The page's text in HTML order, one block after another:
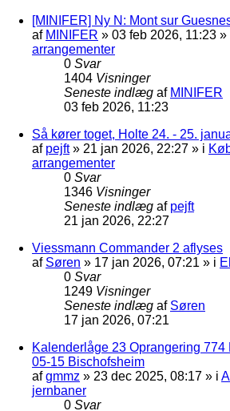
[MINIFER] Ny N: Mont sur
af MINIFER » 03 feb 2026, 11:23 »
arrangementer
0 Svar
1404 Visninger
Seneste indlæg af MINIFER
03 feb 2026, 11:23
Så kører toget, Holte 24. - 25.
af pejft» 21 jan 2026, 22:27 » i
arrangementer
0 Svar
1346 Visninger
Seneste indlæg af pejft
21 jan 2026, 22:27
Viessmann Commander 2 aflyses
af Søren » 17 jan 2026, 07:21 » i
0 Svar
1249 Visninger
Seneste indlæg af Søren
17 jan 2026, 07:21
Kalenderlåge 23 Oprangering
05-15 Bischofsheim
afgmmz » 23 dec 2025, 08:17 » i
jernbaner
0 Svar